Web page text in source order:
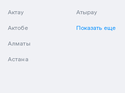
Актау
Актобе
Алматы
Астана
Атырау
Показать еще